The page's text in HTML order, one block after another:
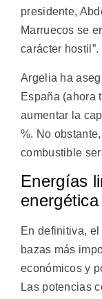
presidente,
Marruecos se
carácter hostil”.
Argelia ha
España (ahora
aumentar la
%. No
combustible
Energías
energética
En definitiva,
bazas más
económicos y
Las potencias